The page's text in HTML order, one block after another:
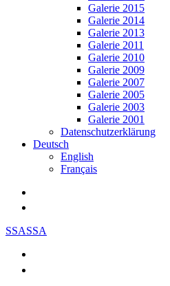
Galerie 2015
Galerie 2014
Galerie 2013
Galerie 2011
Galerie 2010
Galerie 2009
Galerie 2007
Galerie 2005
Galerie 2003
Galerie 2001
Datenschutzerklärung
Deutsch
English
Français
SSASSA